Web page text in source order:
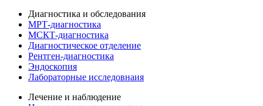
Диагностика и обследования
МРТ-диагностика
МСКТ-диагностика
Диагностическое отделение
Рентген-диагностика
Эндоскопия
Лабораторные исследовнаия
Лечение и наблюдение